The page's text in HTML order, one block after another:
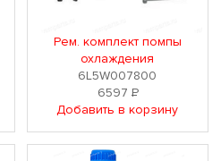
Рем. комплект помпы
охлаждения
6L5W007800
6597Р
Добавить в корзину